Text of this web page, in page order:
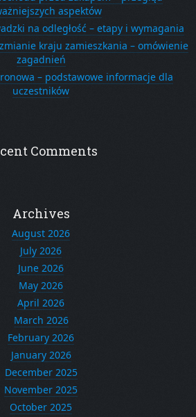
aspektów
na odległość – etapy i wymagania
kraju zamieszkania – omówienie
zagadnień
– podstawowe informacje dla
uczestników
Comments
Archives
August 2026
July 2026
June 2026
May 2026
April 2026
March 2026
February 2026
January 2026
December 2025
November 2025
October 2025